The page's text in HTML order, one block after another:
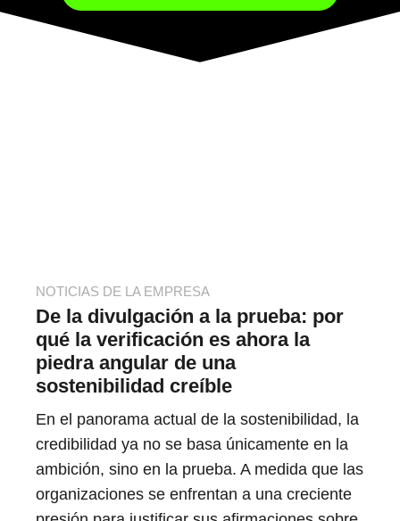
NOTICIAS DE LA EMPRESA
De la divulgación a la prueba: por
qué la verificación es ahora la
piedra angular de una
sostenibilidad creíble
En el panorama actual de la sostenibilidad, la
credibilidad ya no se basa únicamente en la
ambición, sino en la prueba. A medida que las
organizaciones se enfrentan a una creciente